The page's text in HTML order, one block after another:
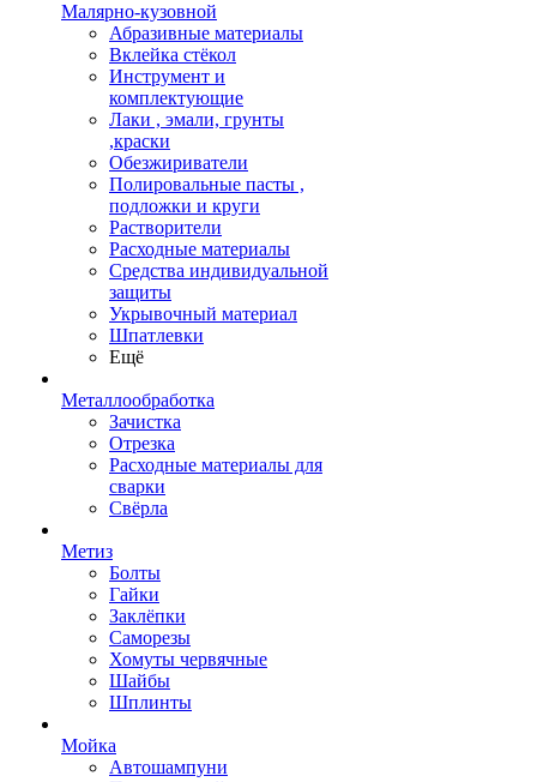
Малярно-кузовной
Абразивные материалы
Вклейка стёкол
Инструмент и
комплектующие
Лаки , эмали, грунты
,краски
Обезжириватели
Полировальные пасты ,
подложки и круги
Растворители
Расходные материалы
Средства индивидуальной
защиты
Укрывочный материал
Шпатлевки
Ещё
Металлообработка
Зачистка
Отрезка
Расходные материалы для
сварки
Свёрла
Метиз
Болты
Гайки
Заклёпки
Саморезы
Хомуты червячные
Шайбы
Шплинты
Мойка
Автошампуни